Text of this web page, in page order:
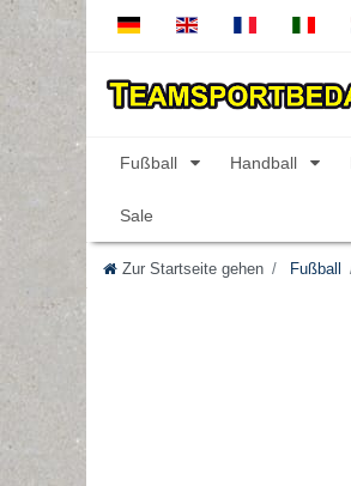
Fußball Handball
Sale
Zur Startseite gehen Fußball